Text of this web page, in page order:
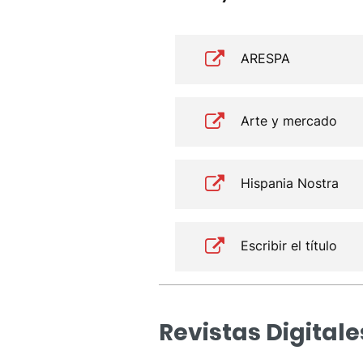
ARESPA
Arte y mercado
Hispania Nostra
Escribir el título
Revistas